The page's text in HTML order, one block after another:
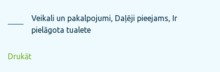
Veikali un pakalpojumi, Daļēji pieejams, Ir
pielāgota tualete
Drukāt